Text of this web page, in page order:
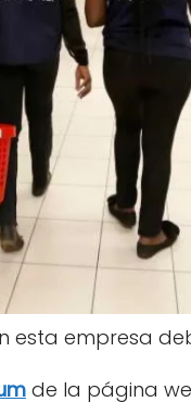
empresa
de la página